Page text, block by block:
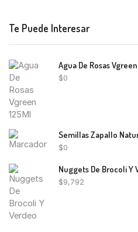
Te Puede Interesar
Agua De Rosas Vgreen
$0
Semillas Zapallo
$0
Nuggets De Brocoli Y
$9,792